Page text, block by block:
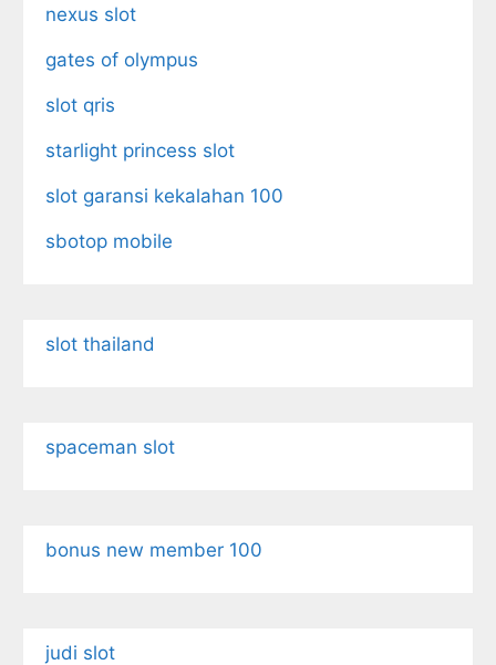
nexus slot
gates of olympus
slot qris
starlight princess slot
slot garansi kekalahan 100
sbotop mobile
slot thailand
spaceman slot
bonus new member 100
judi slot